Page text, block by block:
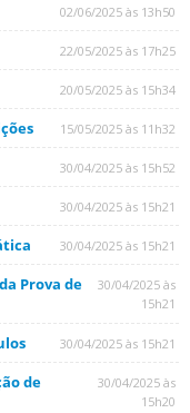
02/06/2025 às 13h50
22/05/2025 às 17h25
20/05/2025 às 15h34
15/05/2025 às 11h32
30/04/2025 às 15h52
30/04/2025 às 15h21
30/04/2025 às 15h21
Prova de
30/04/2025 às
15h21
30/04/2025 às 15h21
de
30/04/2025 às
15h20